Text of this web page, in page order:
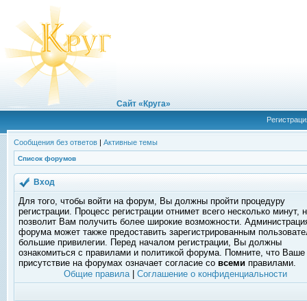
Сайт «Круга»
Сообщения без ответов | Активные темы
Список форумов
Вход
Для того, чтобы войти на форум, Вы должны пройти процедуру
регистрации. Процесс регистрации отнимет всего несколько минут,
позволит Вам получить более широкие возможности.
форума может также предоставить зарегистрированным
большие привилегии. Перед началом регистрации, Вы должны
ознакомиться с правилами и политикой форума. Помните, что Ваше
присутствие на форумах означает согласие со всеми правилами.
Общие правила| Соглашение о конфиденциальности